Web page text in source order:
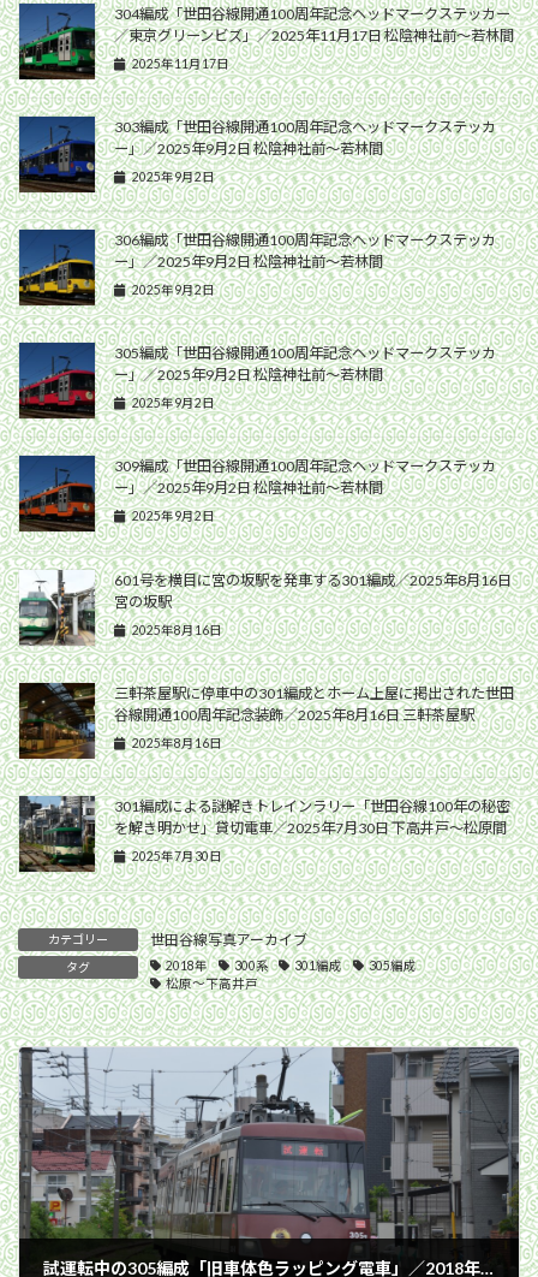
304編成「世田谷線開通100周年記念ヘッドマークステッカー
／東京グリーンビズ」／2025年11月17日 松陰神社前〜若林間
2025年11月17日
303編成「世田谷線開通100周年記念ヘッドマークステッカ
ー」／2025年9月2日 松陰神社前〜若林間
2025年9月2日
306編成「世田谷線開通100周年記念ヘッドマークステッカ
ー」／2025年9月2日 松陰神社前〜若林間
2025年9月2日
305編成「世田谷線開通100周年記念ヘッドマークステッカ
ー」／2025年9月2日 松陰神社前〜若林間
2025年9月2日
309編成「世田谷線開通100周年記念ヘッドマークステッカ
ー」／2025年9月2日 松陰神社前〜若林間
2025年9月2日
601号を横目に宮の坂駅を発車する301編成／2025年8月16日
宮の坂駅
2025年8月16日
三軒茶屋駅に停車中の301編成とホーム上屋に掲出された世田
谷線開通100周年記念装飾／2025年8月16日 三軒茶屋駅
2025年8月16日
301編成による謎解きトレインラリー「世田谷線100年の秘密
を解き明かせ」貸切電車／2025年7月30日 下高井戸〜松原間
2025年7月30日
カテゴリー 世田谷線写真アーカイブ
タグ 2018年 300系 301編成
305編成
松原〜下高井戸
試運転中の305編成「旧車体色ラッピング電車」／2018年4月24日 松原〜山下間